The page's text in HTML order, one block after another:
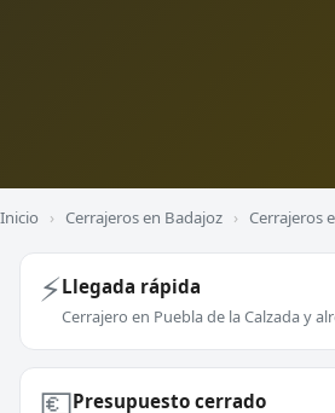
Inicio › Cerrajeros en Badajoz › Cerrajeros
⚡Llegada rápida
Cerrajero en Puebla de la Calzada y
💶Presupuesto cerrado